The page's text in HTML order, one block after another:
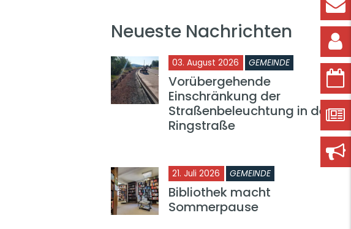
Neueste Nachrichten
03. August 2026 GEMEINDE
Vorübergehende
Einschränkung der
Straßenbeleuchtung in der
Ringstraße
21. Juli 2026 GEMEINDE
Bibliothek macht
Sommerpause